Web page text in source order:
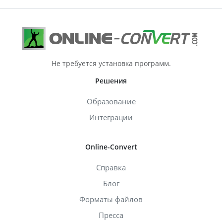
Не требуется установка программ.
Решения
Образование
Интеграции
Online-Convert
Справка
Блог
Форматы файлов
Пресса